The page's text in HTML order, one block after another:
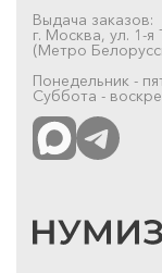
Выдача заказов:
г. Москва, ул. 1-я
(Метро
Понедельник -
Суббота -